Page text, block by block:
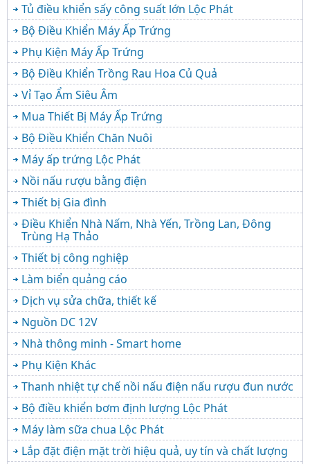
Tủ điều khiển sấy công suất lớn Lộc Phát
Bộ Điều Khiển Máy Ấp Trứng
Phụ Kiện Máy Ấp Trứng
Bộ Điều Khiển Trồng Rau Hoa Củ Quả
Vỉ Tạo Ẩm Siêu Âm
Mua Thiết Bị Máy Ấp Trứng
Bộ Điều Khiển Chăn Nuôi
Máy ấp trứng Lộc Phát
Nồi nấu rượu bằng điện
Thiết bị Gia đình
Điều Khiển Nhà Nấm, Nhà Yến, Trồng Lan, Đông
Trùng Hạ Thảo
Thiết bị công nghiệp
Làm biển quảng cáo
Dịch vụ sửa chữa, thiết kế
Nguồn DC 12V
Nhà thông minh - Smart home
Phụ Kiện Khác
Thanh nhiệt tự chế nồi nấu điện nấu rượu đun nước
Bộ điều khiển bơm định lượng Lộc Phát
Máy làm sữa chua Lộc Phát
Lắp đặt điện mặt trời hiệu quả, uy tín và chất lượng